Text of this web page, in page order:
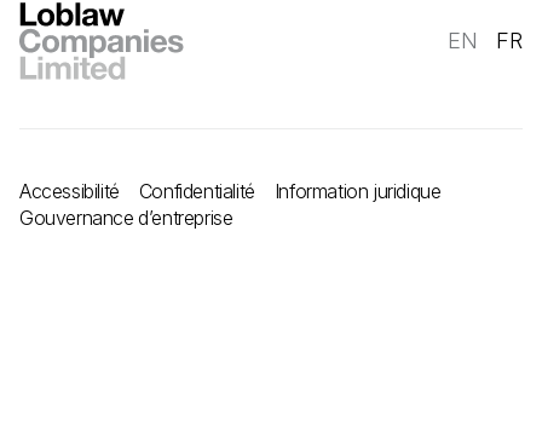
EN FR
Accessibilité Confidentialité
Information juridique
Gouvernance d’entreprise